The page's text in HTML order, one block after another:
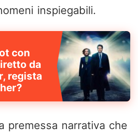
inspiegabili.
con
da
regista
premessa narrativa che